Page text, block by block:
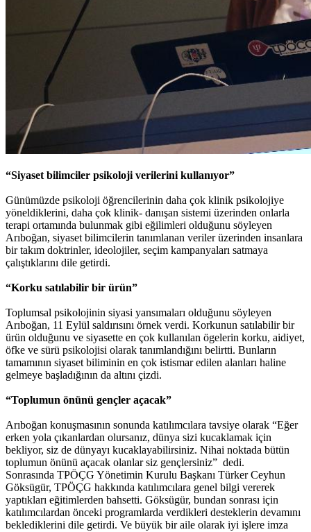
“Siyaset bilimciler psikoloji verilerini kullanıyor”
Günümüzde psikoloji öğrencilerinin daha çok klinik psikolojiye
yöneldiklerini, daha çok klinik- danışan sistemi üzerinden onlarla
terapi ortamında bulunmak gibi eğilimleri olduğunu söyleyen
Arıboğan, siyaset bilimcilerin tanımlanan veriler üzerinden insanlara
bir takım doktrinler, ideolojiler, seçim kampanyaları satmaya
çalıştıklarını dile getirdi.
“Korku satılabilir bir ürün”
Toplumsal psikolojinin siyasi yansımaları olduğunu söyleyen
Arıboğan, 11 Eylül saldırısını örnek verdi. Korkunun satılabilir bir
ürün olduğunu ve siyasette en çok kullanılan ögelerin korku, aidiyet,
öfke ve sürü psikolojisi olarak tanımlandığını belirtti. Bunların
tamamının siyaset biliminin en çok istismar edilen alanları haline
gelmeye başladığının da altını çizdi.
“Toplumun önünü gençler açacak”
Arıboğan konuşmasının sonunda katılımcılara tavsiye olarak “Eğer
erken yola çıkanlardan olursanız, dünya sizi kucaklamak için
bekliyor, siz de dünyayı kucaklayabilirsiniz. Nihai noktada bütün
toplumun önünü açacak olanlar siz gençlersiniz” dedi.
Sonrasında TPÖÇG Yönetimin Kurulu Başkanı Türker Ceyhun
Göksügür, TPÖÇG hakkında katılımcılara genel bilgi vererek
yaptıkları eğitimlerden bahsetti. Göksügür, bundan sonrası için
katılımcılardan önceki programlarda verdikleri desteklerin devamını
beklediklerini dile getirdi. Ve büyük bir aile olarak iyi işlere imza